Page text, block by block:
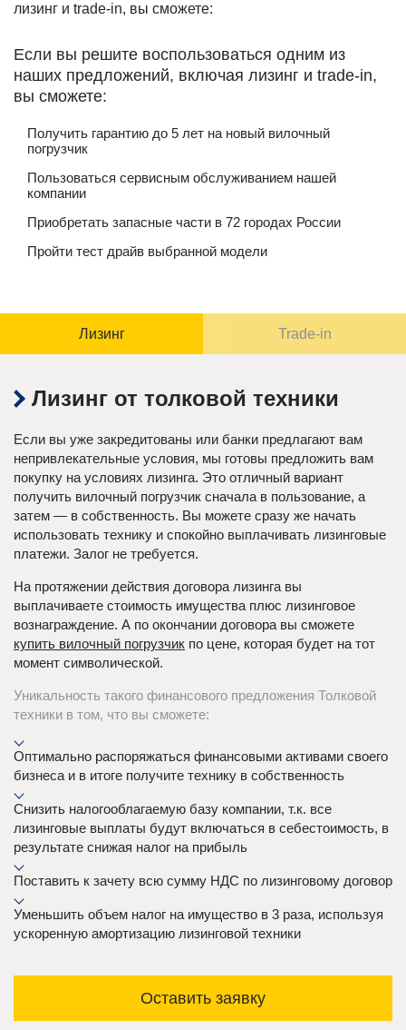
Если вы решите воспользоваться одним из
наших предложений, включая лизинг и trade-in,
вы сможете:
Получить гарантию до 5 лет на новый вилочный
погрузчик
Пользоваться сервисным обслуживанием нашей
компании
Приобретать запасные части в 72 городах России
Пройти тест драйв выбранной модели
Лизинг Trade-in
Лизинг от толковой техники
Если вы уже закредитованы или банки предлагают вам
непривлекательные условия, мы готовы предложить вам
покупку на условиях лизинга. Это отличный вариант
получить вилочный погрузчик сначала в пользование, а
затем — в собственность. Вы можете сразу же начать
использовать технику и спокойно выплачивать лизинговые
платежи. Залог не требуется.
На протяжении действия договора лизинга вы
выплачиваете стоимость имущества плюс лизинговое
вознаграждение. А по окончании договора вы сможете
купить вилочный погрузчик по цене, которая будет на тот
момент символической.
Уникальность такого финансового предложения Толковой
техники в том, что вы сможете:
Оптимально распоряжаться финансовыми активами своего
бизнеса и в итоге получите технику в собственность
Снизить налогооблагаемую базу компании, т.к. все
лизинговые выплаты будут включаться в себестоимость, в
результате снижая налог на прибыль
Поставить к зачету всю сумму НДС по лизинговому договор
Уменьшить объем налог на имущество в 3 раза, используя
ускоренную амортизацию лизинговой техники
Оставить заявку